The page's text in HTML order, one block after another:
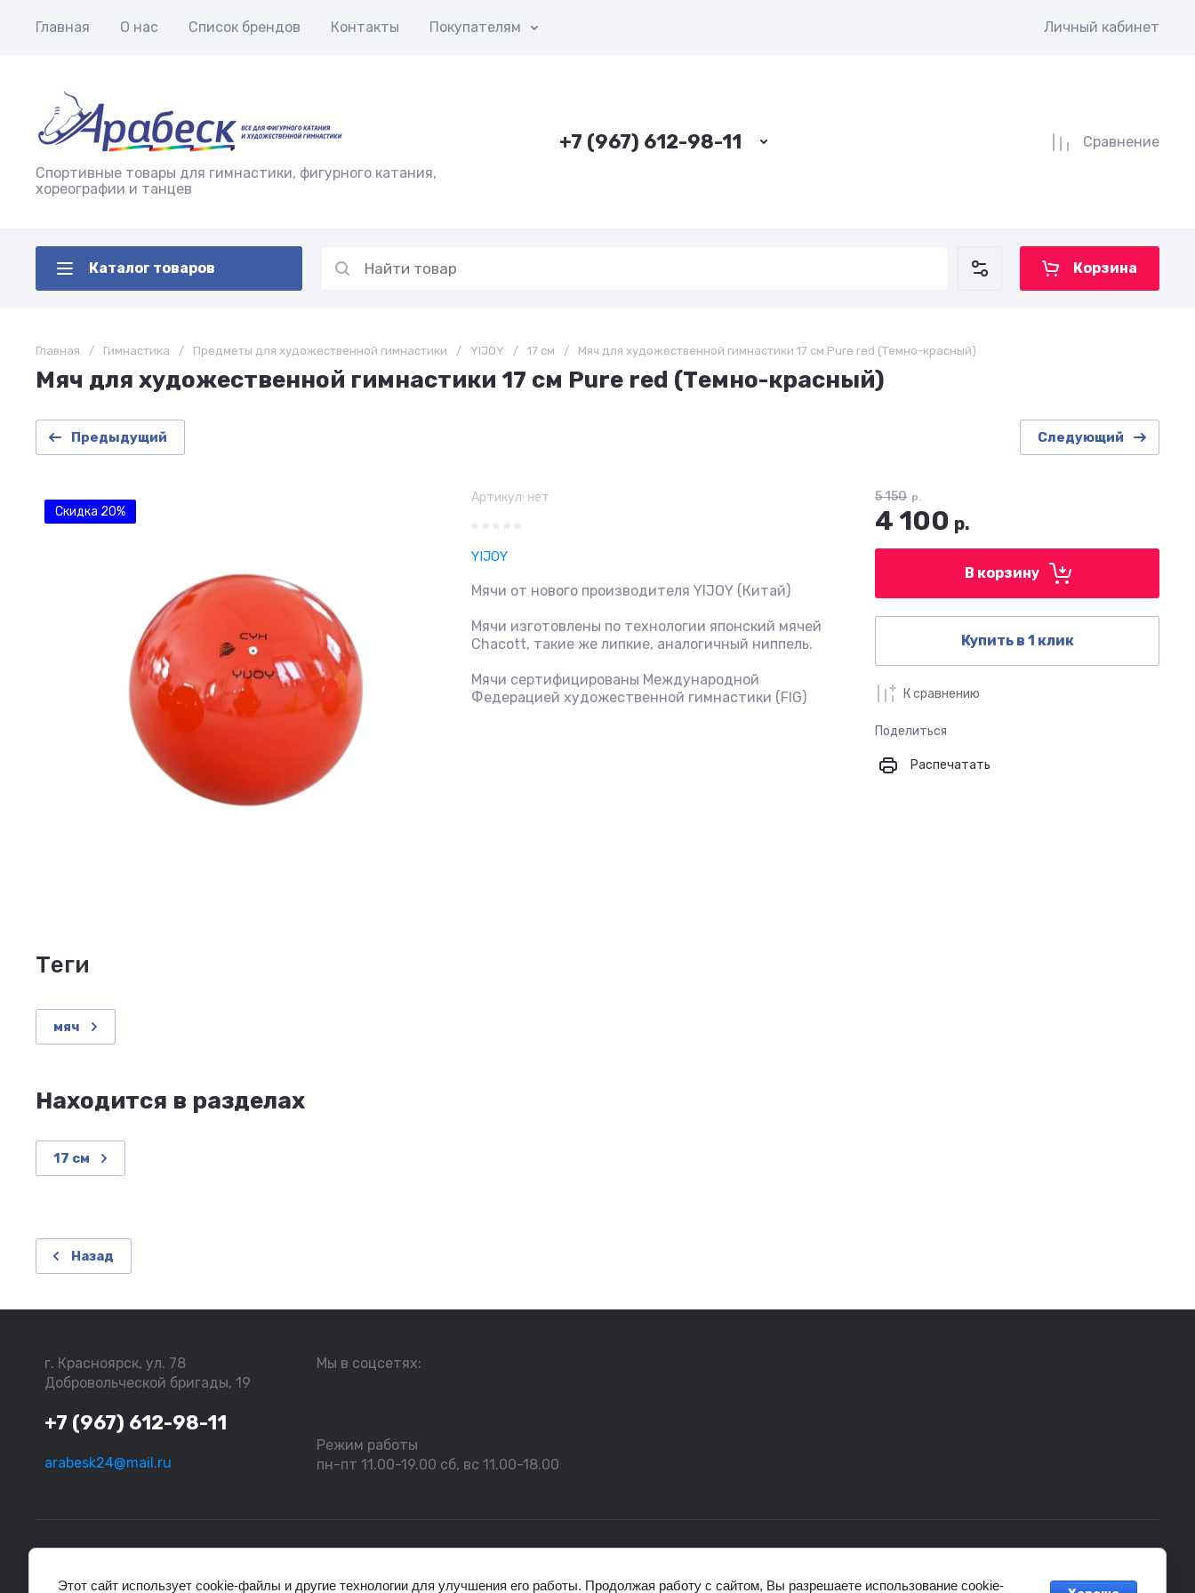
Главная О нас Список брендов Контакты Покупателям Личный кабинет
Спортивные товары для гимнастики, фигурного катания,
хореографии и танцев
+7 (967) 612-98-11 Сравнение
Каталог товаров Корзина
Главная / Гимнастика / Предметы для художественной гимнастики / YIJOY / 17 см / Мяч для художественной гимнастики 17 см Pure red (Темно-красный)
Мяч для художественной гимнастики 17 см Pure red (Темно-красный)
Предыдущий Следующий
Скидка 20%
Артикул: нет
YIJOY
Мячи от нового производителя YIJOY (Китай)
Мячи изготовлены по технологии японский мячей
Chacott, такие же липкие, аналогичный ниппель.
Мячи сертифицированы Международной
Федерацией художественной гимнастики (FIG)
5 150 р.
4 100 р.
В корзину
Купить в 1 клик
К сравнению
Поделиться
Распечатать
теги
мяч
Находится в разделах
17 см
Назад
г. Красноярск, ул. 78
Добровольческой бригады, 19
+7 (967) 612-98-11
arabesk24@mail.ru
Мы в соцсетях:
Режим работы
пн-пт 11.00-19.00 сб, вс 11.00-18.00
Этот сайт использует cookie-файлы и другие технологии для улучшения его работы. Продолжая работу с сайтом, Вы разрешаете использование cookie-